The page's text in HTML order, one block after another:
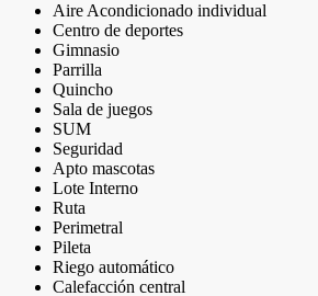
Aire Acondicionado individual
Centro de deportes
Gimnasio
Parrilla
Quincho
Sala de juegos
SUM
Seguridad
Apto mascotas
Lote Interno
Ruta
Perimetral
Pileta
Riego automático
Calefacción central